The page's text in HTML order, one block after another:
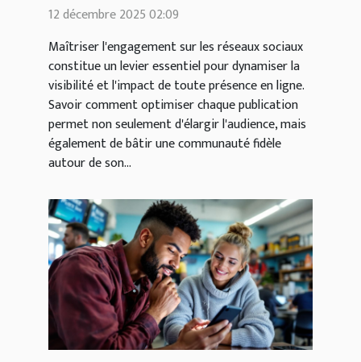
12 décembre 2025 02:09
Maîtriser l'engagement sur les réseaux sociaux
constitue un levier essentiel pour dynamiser la
visibilité et l'impact de toute présence en ligne.
Savoir comment optimiser chaque publication
permet non seulement d'élargir l'audience, mais
également de bâtir une communauté fidèle
autour de son...